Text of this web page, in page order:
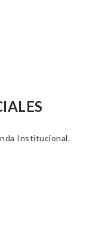
Institucional.